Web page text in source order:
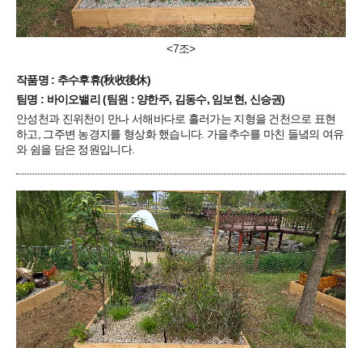
<7조>
작품명 : 추수후휴(秋收後休)
팀명 : 바이오밸리 (팀원 : 양한주, 김동수, 임보현, 신승권)
안성천과 진위천이 만나 서해바다로 흘러가는 지형을 건천으로 표현
하고, 그주변 농경지를 형상화 했습니다. 가을추수를 마친 들녘의 여유
와 쉼을 담은 정원입니다.